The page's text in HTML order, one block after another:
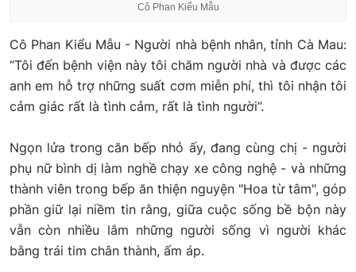
Cô Phan Kiểu Mẫu
Cô Phan Kiểu Mẫu - Người nhà bệnh nhân, tỉnh Cà Mau:
“Tôi đến bệnh viện này tôi chăm người nhà và được các
anh em hỗ trợ những suất cơm miễn phí, thì tôi nhận tôi
cảm giác rất là tình cảm, rất là tình người”.
Ngọn lửa trong căn bếp nhỏ ấy, đang cùng chị - người
phụ nữ bình dị làm nghề chạy xe công nghệ - và những
thành viên trong bếp ăn thiện nguyện "Hoa từ tâm", góp
phần giữ lại niềm tin rằng, giữa cuộc sống bề bộn này
vẫn còn nhiều lắm những người sống vì người khác
bằng trái tim chân thành, ấm áp.